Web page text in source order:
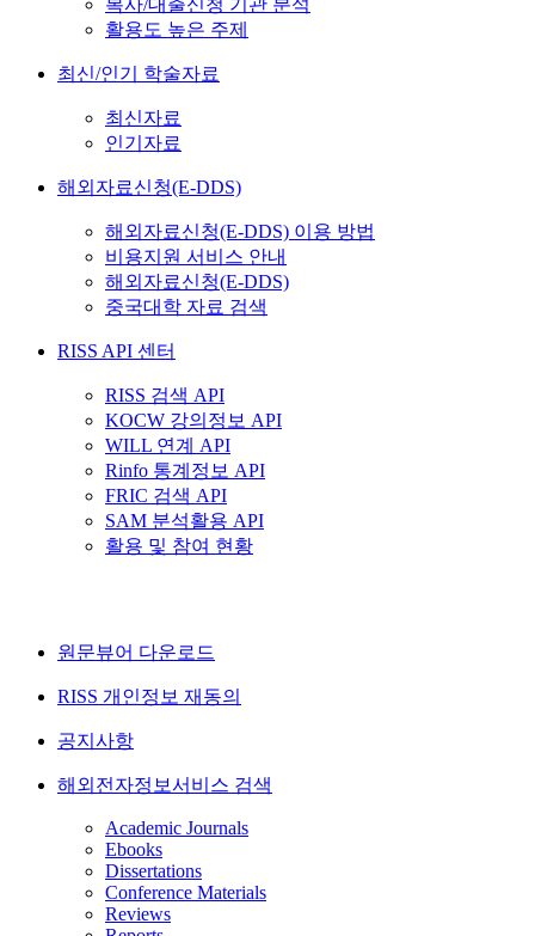
복사/대출신청 기관 분석
활용도 높은 주제
최신/인기 학술자료
최신자료
인기자료
해외자료신청(E-DDS)
해외자료신청(E-DDS) 이용 방법
비용지원 서비스 안내
해외자료신청(E-DDS)
중국대학 자료 검색
RISS API 센터
RISS 검색 API
KOCW 강의정보 API
WILL 연계 API
Rinfo 통계정보 API
FRIC 검색 API
SAM 분석활용 API
활용 및 참여 현황
원문뷰어 다운로드
RISS 개인정보 재동의
공지사항
해외전자정보서비스 검색
Academic Journals
Ebooks
Dissertations
Conference Materials
Reviews